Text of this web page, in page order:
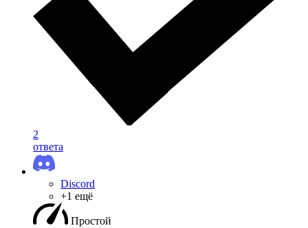
2
ответа
Discord
+1 ещё
Простой